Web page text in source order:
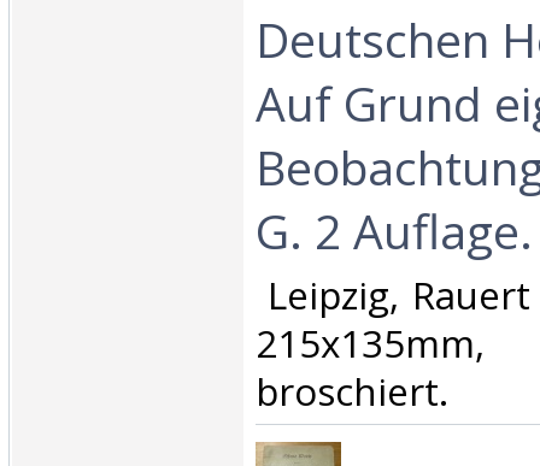
Deutschen
Auf Grund
G. 2 Auflage.‎
Leipzig,
broschiert. ‎